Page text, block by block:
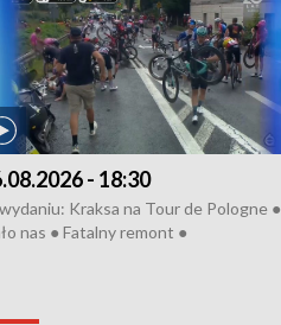
- 18:30
Kraksa na Tour de Pologne ●
nas ● Fatalny remont ●